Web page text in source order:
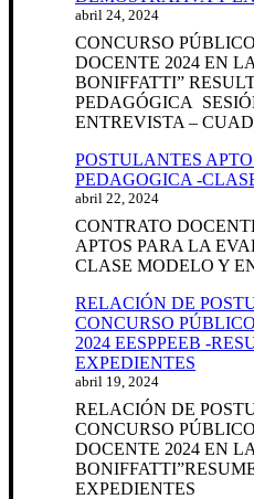
abril 24, 2024
CONCURSO
DOCENTE 2024 EN
BONIFFATTI”
PEDAGÓGICA
ENTREVISTA –
POSTULANTES
PEDAGOGICA -
abril 22, 2024
CONTRATO
APTOS PARA LA
CLASE MODELO Y
RELACIÓN DE
CONCURSO
2024 EESPPEEB -
EXPEDIENTES
abril 19, 2024
RELACIÓN DE
CONCURSO
DOCENTE 2024 EN
EXPEDIENTES